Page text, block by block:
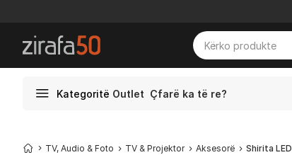
Kategoritë Outlet Çfarë ka të re?
TV, Audio & Foto TV & Projektor Aksesorë Shirita LED